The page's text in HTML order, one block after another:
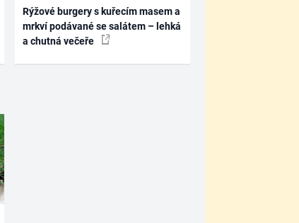
Rýžové burgery s kuřecím masem a
mrkví podávané se salátem – lehká
a chutná večeře